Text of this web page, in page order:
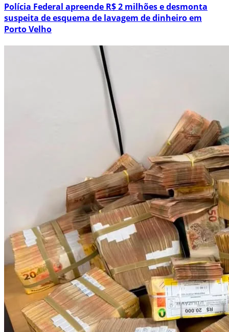
Polícia Federal apreende R$ 2 milhões e desmonta
suspeita de esquema de lavagem de dinheiro em
Porto Velho